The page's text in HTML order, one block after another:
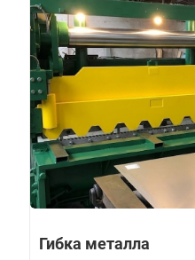
Гибка металла